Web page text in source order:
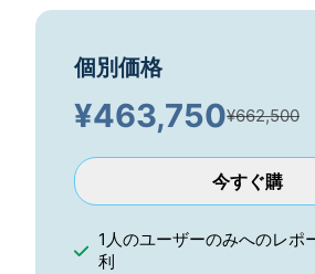
個別価格
¥463,750¥662,500
今すぐ購
1人のユーザーのみへのレポ
利